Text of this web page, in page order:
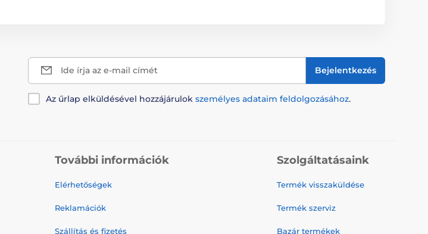
Ide írja az e-mail címét Bejelentkezés
Az űrlap elküldésével hozzájárulok személyes adataim feldolgozásához.
További információk
Elérhetőségek
Reklamációk
Szállítás és fizetés
Szolgáltatásaink
Termék visszaküldése
Termék szerviz
Bazár termékek